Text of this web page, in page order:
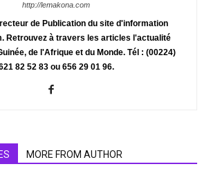
http://lemakona.com
de Publication du site d'information
Retrouvez à travers les articles l'actualité
de l'Afrique et du Monde. Tél : (00224)
82 52 83 ou 656 29 01 96.
MORE FROM AUTHOR